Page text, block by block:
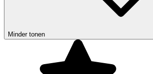
Minder tonen